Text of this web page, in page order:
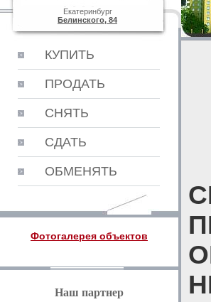
Екатеринбург
Белинского, 84
КУПИТЬ
ПРОДАТЬ
СНЯТЬ
СДАТЬ
ОБМЕНЯТЬ
Фотогалерея объектов
Наш партнер